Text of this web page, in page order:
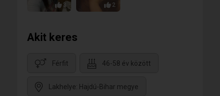
3 2
Akit keres
Férfit 46-58 év között
Lakhelye: Hajdú-Bihar megye